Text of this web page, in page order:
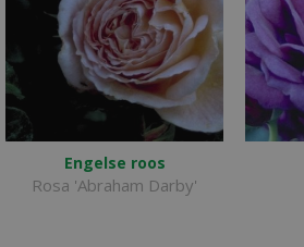
Engelse roos
Rosa 'Abraham Darby'